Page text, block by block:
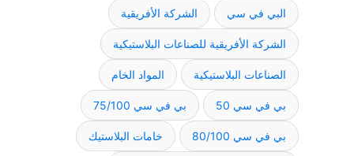
البي في سي الشركة الأفريقية
الشركة الأفريقية للصناعات البلاستيكية
الصناعات البلاستيكية المواد الخام
بي في سي 50 بي في سي 75/100
بي في سي 80/100 خامات البلاستيك